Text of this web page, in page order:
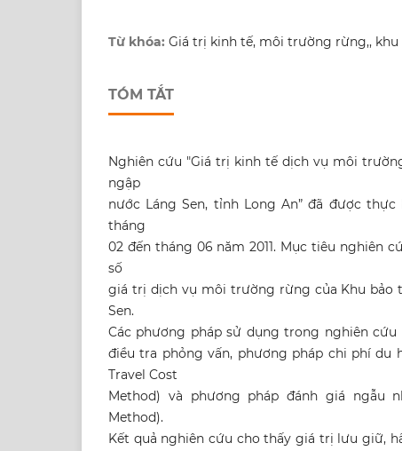
Từ khóa: Giá trị kinh tế, môi trường rừng,, khu
TÓM TẮT
Nghiên cứu "Giá trị kinh tế dịch vụ môi
ngập
nước Láng Sen, tỉnh Long An” đã được
tháng
02 đến tháng 06 năm 2011. Mục tiêu nghiên
số
giá trị dịch vụ môi trường rừng của Khu bảo
Sen.
Các phương pháp sử dụng trong nghiên
điều tra phỏng vấn, phương pháp chi phí du
Travel Cost
Method) và phương pháp đánh giá ngẫu
Method).
Kết quả nghiên cứu cho thấy giá trị lưu giữ,